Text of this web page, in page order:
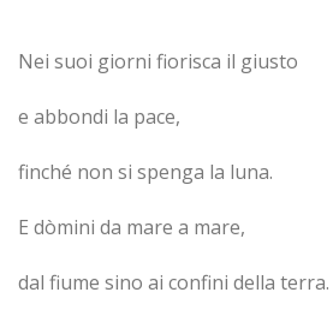
Nei suoi giorni fiorisca il giusto
e abbondi la pace,
finché non si spenga la luna.
E dòmini da mare a mare,
dal fiume sino ai confini della terra.